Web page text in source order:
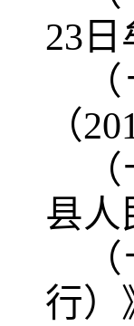
23
（
县人
行）